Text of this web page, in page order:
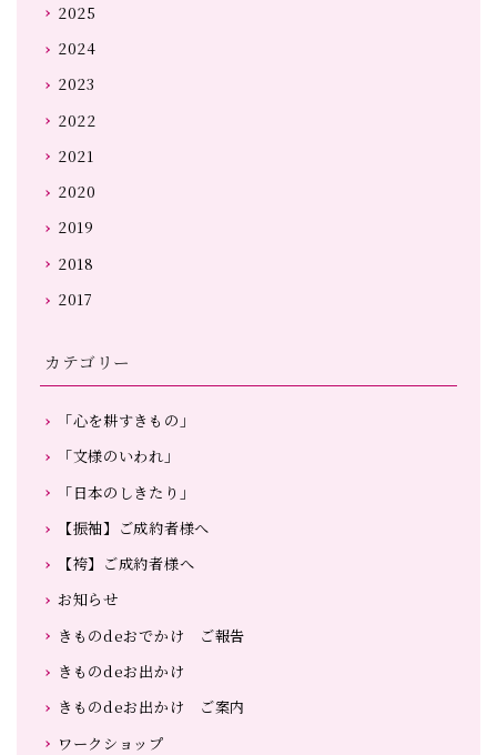
2025
2024
2023
2022
2021
2020
2019
2018
2017
カテゴリー
「心を耕すきもの」
「文様のいわれ」
「日本のしきたり」
【振袖】ご成約者様へ
【袴】ご成約者様へ
お知らせ
きものdeおでかけ ご報告
きものdeお出かけ
きものdeお出かけ ご案内
ワークショップ